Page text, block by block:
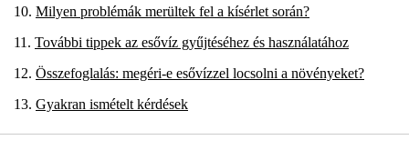
Milyen problémák merültek fel a kísérlet során?
További tippek az esővíz gyűjtéséhez és használatához
Összefoglalás: megéri-e esővízzel locsolni a növényeket?
Gyakran ismételt kérdések